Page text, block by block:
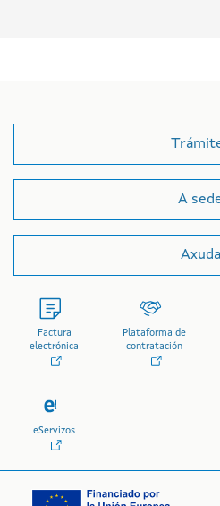
A
Axuda
Factura
electrónica
Plataforma de
contratación
eServizos